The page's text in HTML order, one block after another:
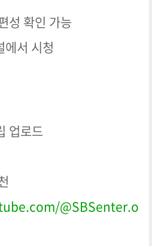
성 확인 가능
서 시청
업로드
@SBSenter.o